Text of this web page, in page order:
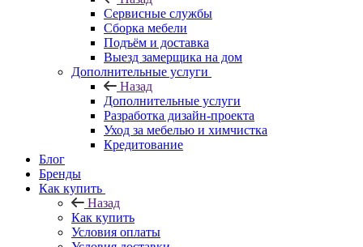
Сервисные службы
Сборка мебели
Подъём и доставка
Выезд замерщика на дом
Дополнительные услуги
Назад
Дополнительные услуги
Разработка дизайн-проекта
Уход за мебелью и химчистка
Кредитование
Блог
Бренды
Как купить
Назад
Как купить
Условия оплаты